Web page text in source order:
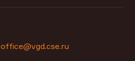
office@vgd.cse.ru